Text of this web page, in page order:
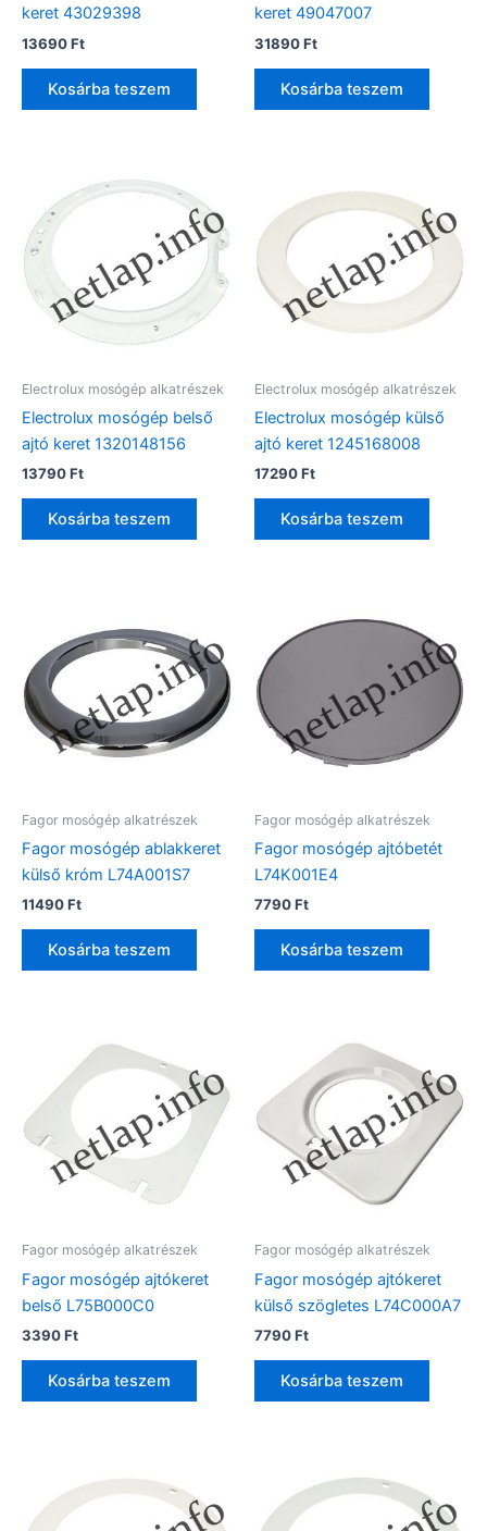
keret 43029398
13690Ft
Kosárba teszem
keret 49047007
31890Ft
Kosárba teszem
Electrolux mosógép alkatrészek
Electrolux mosógép belső
ajtó keret 1320148156
13790Ft
Kosárba teszem
Electrolux mosógép alkatrészek
Electrolux mosógép külső
ajtó keret 1245168008
17290Ft
Kosárba teszem
Fagor mosógép alkatrészek
Fagor mosógép ablakkeret
külső króm L74A001S7
11490Ft
Kosárba teszem
Fagor mosógép alkatrészek
Fagor mosógép ajtóbetét
L74K001E4
7790Ft
Kosárba teszem
Fagor mosógép alkatrészek
Fagor mosógép ajtókeret
belső L75B000C0
3390Ft
Kosárba teszem
Fagor mosógép alkatrészek
Fagor mosógép ajtókeret
külső szögletes L74C000A7
7790Ft
Kosárba teszem